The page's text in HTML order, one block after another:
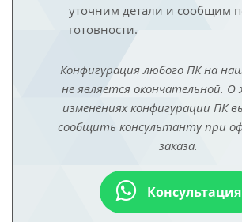
уточним детали и сообщим
готовности.
Конфигурация любого ПК на
не является окончательной. О
изменениях конфигурации ПК
сообщить консультанту при
заказа.
Консультация